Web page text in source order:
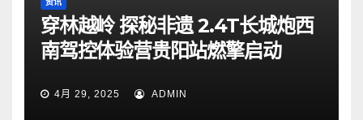
穿林越岭 探秘非遗 2.4T长城炮西
南驾控体验营贵阳站燃擎启动
4月 29, 2025 ADMIN